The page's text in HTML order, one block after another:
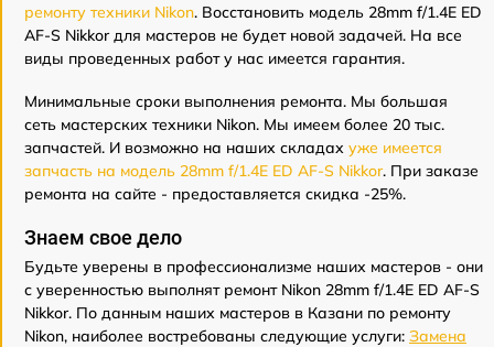
ремонту техники Nikon. Восстановить модель 28mm f/1.4E ED
AF-S Nikkor для мастеров не будет новой задачей. На все
виды проведенных работ у нас имеется гарантия.
Минимальные сроки выполнения ремонта. Мы большая
сеть мастерских техники Nikon. Мы имеем более 20 тыс.
запчастей. И возможно на наших складах уже имеется
запчасть на модель 28mm f/1.4E ED AF-S Nikkor. При заказе
ремонта на сайте - предоставляется скидка -25%.
Знаем свое дело
Будьте уверены в профессионализме наших мастеров - они
с уверенностью выполнят ремонт Nikon 28mm f/1.4E ED AF-S
Nikkor. По данным наших мастеров в Казани по ремонту
Nikon, наиболее востребованы следующие услуги: Замена